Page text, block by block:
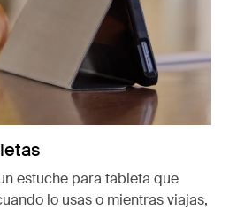
estuche para tableta que
lo usas o mientras viajas,